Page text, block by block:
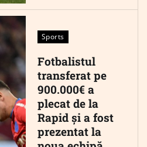
Sports
Fotbalistul
transferat pe
900.000€ a
plecat de la
Rapid și a fost
prezentat la